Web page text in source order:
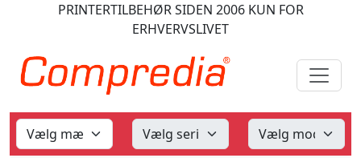
PRINTERTILBEHØRSIDEN 2006KUN FOR
ERHVERVSLIVET